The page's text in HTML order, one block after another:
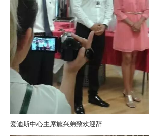
爱迪斯中心主席施兴弟致欢迎辞